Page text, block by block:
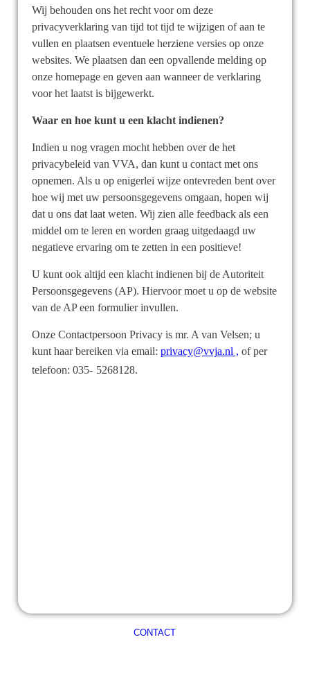
Wij behouden ons het recht voor om deze
privacyverklaring van tijd tot tijd te wijzigen of aan te
vullen en plaatsen eventuele herziene versies op onze
websites. We plaatsen dan een opvallende melding op
onze homepage en geven aan wanneer de verklaring
voor het laatst is bijgewerkt.
Waar en hoe kunt u een klacht indienen?
Indien u nog vragen mocht hebben over de het
privacybeleid van VVA, dan kunt u contact met ons
opnemen. Als u op enigerlei wijze ontevreden bent over
hoe wij met uw persoonsgegevens omgaan, hopen wij
dat u ons dat laat weten. Wij zien alle feedback als een
middel om te leren en worden graag uitgedaagd uw
negatieve ervaring om te zetten in een positieve!
U kunt ook altijd een klacht indienen bij de Autoriteit
Persoonsgegevens (AP). Hiervoor moet u op de website
van de AP een formulier invullen.
Onze Contactpersoon Privacy is mr. A van Velsen; u
kunt haar bereiken via email: privacy@vvja.nl , of per
telefoon: 035- 5268128.
CONTACT